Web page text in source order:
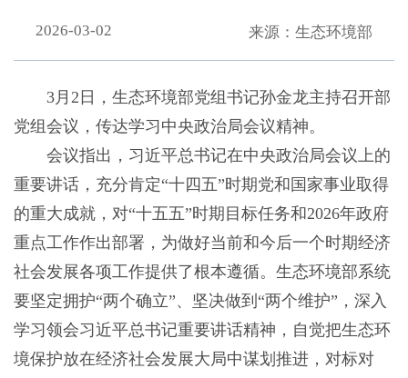
2026-03-02 来源：生态环境部
3月2日，生态环境部党组书记孙金龙主持召开部
党组会议，传达学习中央政治局会议精神。
会议指出，习近平总书记在中央政治局会议上的
重要讲话，充分肯定“十四五”时期党和国家事业取得
的重大成就，对“十五五”时期目标任务和2026年政府
重点工作作出部署，为做好当前和今后一个时期经济
社会发展各项工作提供了根本遵循。生态环境部系统
要坚定拥护“两个确立”、坚决做到“两个维护”，深入
学习领会习近平总书记重要讲话精神，自觉把生态环
境保护放在经济社会发展大局中谋划推进，对标对